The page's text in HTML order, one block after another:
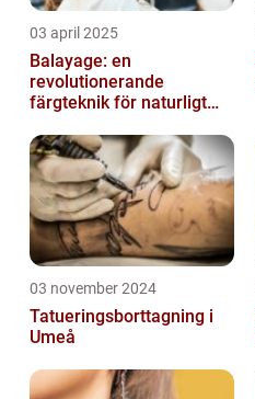
03 april 2025
Balayage: en
revolutionerande
färgteknik för naturligt
03 november 2024
Tatueringsborttagning i
Umeå